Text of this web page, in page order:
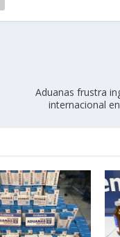
Aduanas frustra
internacional